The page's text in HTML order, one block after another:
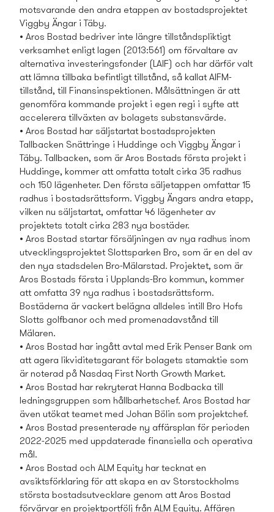
motsvarande den andra etappen av bostads­projektet
Viggby Ängar i Täby.
• Aros Bostad bedriver inte längre tillståndspliktigt
verksamhet enligt lagen (2013:561) om förvaltare av
alternativa investeringsfonder (LAIF) och har därför valt
att lämna tillbaka befintligt tillstånd, så kallat AIFM-
tillstånd, till Finansinspektionen. Målsättningen är att
genomföra kommande projekt i egen regi i syfte att
accelerera tillväxten av bolagets substansvärde.
• Aros Bostad har säljstartat bostads­projekten
Tallbacken Snättringe i Huddinge och Viggby Ängar i
Täby. Tallbacken, som är Aros Bostads­ första projekt i
Huddinge, kommer att omfatta totalt cirka 35 radhus
och 150 lägenheter. Den första säljetappen omfattar 15
radhus i bostads­rättsform. Viggby Ängars andra etapp,
vilken nu säljstartat, omfattar 46 lägenheter av
projektets totalt cirka 283 nya bostäder.
• Aros Bostad startar försäljningen av nya radhus inom
utvecklings­projektet Slottsparken Bro, som är en del av
den nya stadsdelen Bro-Mälarstad. Projektet, som är
Aros Bostads­ första i Upplands-Bro kommun, kommer
att omfatta 39 nya radhus i bostads­rättsform.
Bostäderna är vackert belägna alldeles intill Bro Hofs
Slotts golfbanor och med promenadavstånd till
Mälaren.
• Aros Bostad har ingått avtal med Erik Penser Bank om
att agera likviditetsgarant för bolagets stamaktie som
är noterad på Nasdaq First North Growth Market.
• Aros Bostad har rekryterat Hanna Bodbacka till
ledningsgruppen som hållbarhetschef. Aros Bostad har
även utökat teamet med Johan Bölin som projektchef.
• Aros Bostad presenterade ny affärsplan för perioden
2022-2025 med uppdaterade finansiella och operativa
mål.
• Aros Bostad och ALM Equity har tecknat en
avsiktsförklaring för att skapa en av Storstockholms
största bostads­utvecklare genom att Aros Bostad
förvärvar en projektportfölj från ALM Equity. Affären